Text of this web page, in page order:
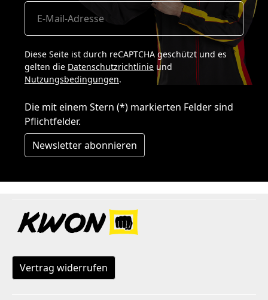
Diese Seite ist durch reCAPTCHA geschützt und es
gelten die Datenschutzrichtlinie und
Nutzungsbedingungen.
Die mit einem Stern (*) markierten Felder sind
Pflichtfelder.
Newsletter abonnieren
Vertrag widerrufen